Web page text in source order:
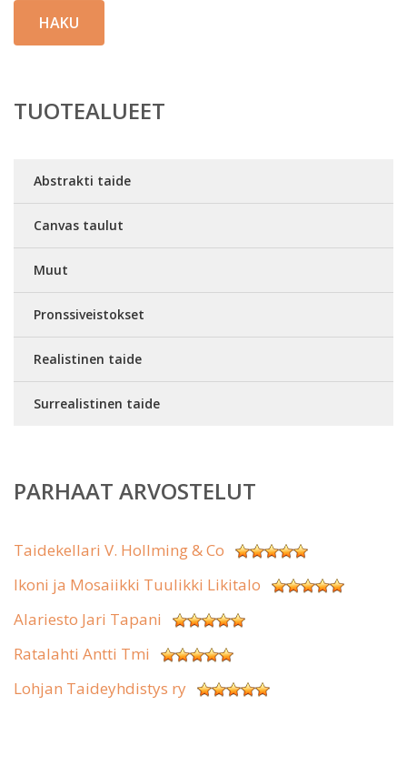
HAKU
TUOTEALUEET
Abstrakti taide
Canvas taulut
Muut
Pronssiveistokset
Realistinen taide
Surrealistinen taide
PARHAAT ARVOSTELUT
Taidekellari V. Hollming & Co
Ikoni ja Mosaiikki Tuulikki Likitalo
Alariesto Jari Tapani
Ratalahti Antti Tmi
Lohjan Taideyhdistys ry